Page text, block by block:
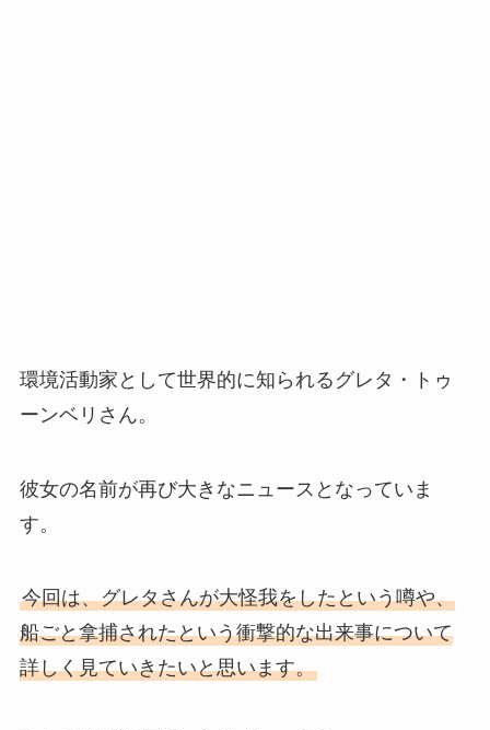
環境活動家として世界的に知られるグレタ・トゥ
ーンベリさん。
彼女の名前が再び大きなニュースとなっていま
す。
今回は、グレタさんが大怪我をしたという噂や、
船ごと拿捕されたという衝撃的な出来事について
詳しく見ていきたいと思います。